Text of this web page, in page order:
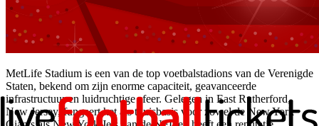
MetLife Stadium is een van de top voetbalstadions van de Verenigde
Staten, bekend om zijn enorme capaciteit, geavanceerde
infrastructuur en luidruchtige sfeer. Gelegen in East Rutherford,
New Jersey, fungeert het als thuisbasis voor zowel de New York